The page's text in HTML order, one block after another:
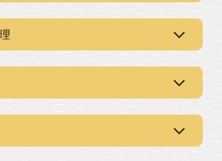
請求
や新しい請求シナリオに対する事
機能のライブラリを使用して、請
構成、および開始できます。
向け請求
に必要なすべてのマス
得
ト管理、構内管理、顧客担当者、
の迅速かつ簡単な統合